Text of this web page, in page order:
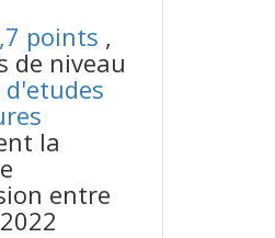
json n°2
points ,
de niveau
d'etudes
la
entre